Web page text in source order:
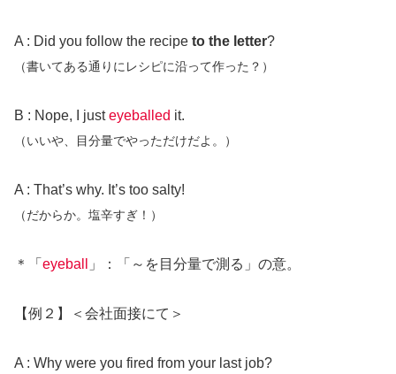
A : Did you follow the recipe to the letter?
（書いてある通りにレシピに沿って作った？）
B : Nope, I justeyeballed it.
（いいや、目分量でやっただけだよ。）
A : That’s why. It’s too salty!
（だからか。塩辛すぎ！）
＊「 eyeball 」：「～を目分量で測る」の意。
【例２】＜会社面接にて＞
A : Why were you fired from your last job?